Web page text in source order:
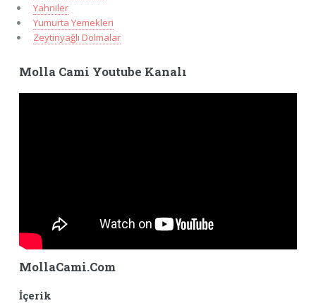
Yahniler
Yumurta Yemekleri
Zeytinyağlı Dolmalar
Molla Cami Youtube Kanalı
MollaCami.Com
İçerik